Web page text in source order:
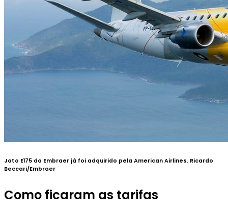
Jato E175 da Embraer já foi adquirido pela American Airlines. Ricardo
Beccari/Embraer
Como ficaram as tarifas